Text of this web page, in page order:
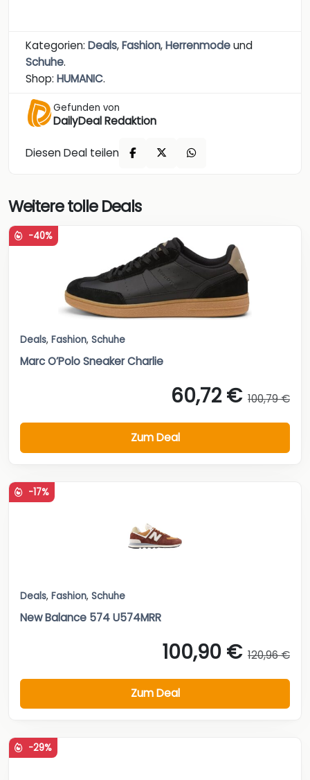
Kategorien: Deals,Fashion,Herrenmodeund
Schuhe.
Shop: HUMANIC.
Gefunden von
DailyDeal Redaktion
Diesen Deal teilen
Weitere tolle Deals
-40%
Deals, Fashion, Schuhe
Marc O’Polo Sneaker Charlie
60,72 € 100,79 €
Zum Deal
-17%
Deals, Fashion, Schuhe
New Balance 574 U574MRR
100,90 € 120,96 €
Zum Deal
-29%